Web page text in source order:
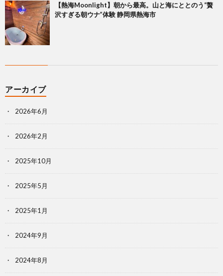
【熱海Moonlight】朝から最高。山と海にととのう“贅
沢すぎる朝ウナ”体験 静岡県熱海市
アーカイブ
2026年6月
2026年2月
2025年10月
2025年5月
2025年1月
2024年9月
2024年8月